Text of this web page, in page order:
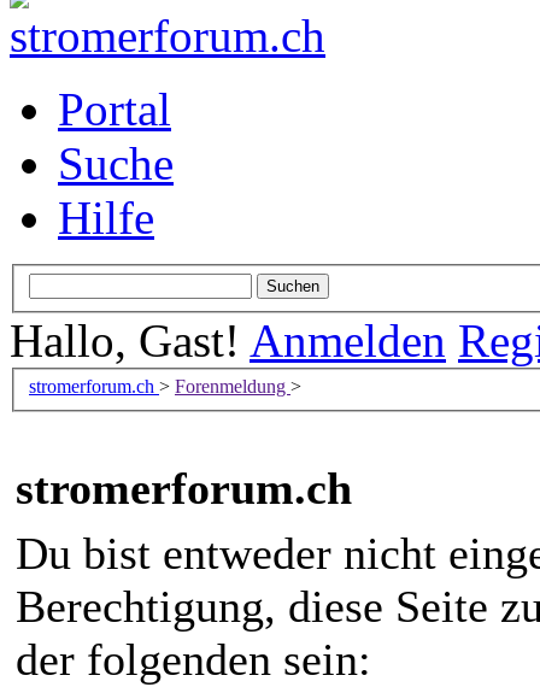
Portal
Suche
Hilfe
Hallo, Gast! Anmelden
stromerforum.ch > Forenmeldung >
stromerforum.ch
Du bist entweder nicht
Berechtigung, diese Seite
der folgenden sein: